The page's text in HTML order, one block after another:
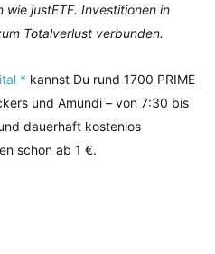
justETF. Investitionen in
Totalverlust verbunden.
* kannst Du rund 1700 PRIME
und Amundi – von 7:30 bis
dauerhaft kostenlos
schon ab 1 €.